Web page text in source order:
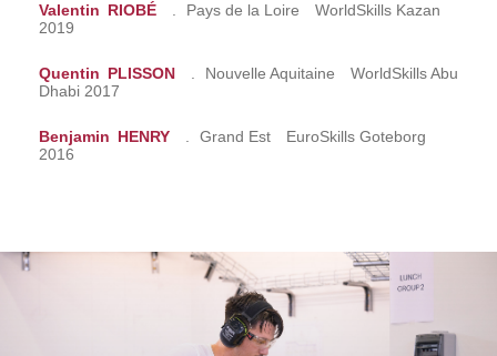
Valentin RIOBÉ Pays de la Loire
WorldSkills Kazan
2019
Quentin PLISSON Nouvelle Aquitaine
WorldSkills Abu
Dhabi 2017
Benjamin HENRY Grand Est
EuroSkills Goteborg
2016